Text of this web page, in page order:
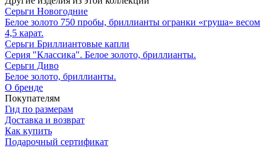
Серьги Новогодние
Белое золото 750 пробы, бриллианты огранки «груша» весом
4,5 карат.
Серьги Бриллиантовые капли
Серия "Классика". Белое золото, бриллианты.
Серьги Диво
Белое золото, бриллианты.
О бренде
Покупателям
Гид по размерам
Доставка и возврат
Как купить
Подарочный сертификат